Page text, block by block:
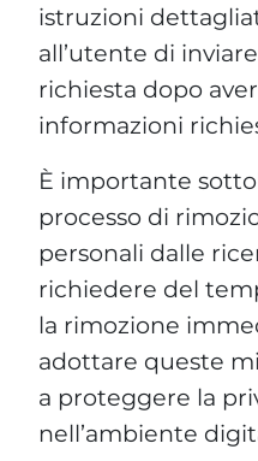
istruzioni
all’utente di
richiesta dopo
informazioni
È importante
processo di
personali dalle
richiedere del
la rimozione
adottare queste
a proteggere la
nell’ambiente